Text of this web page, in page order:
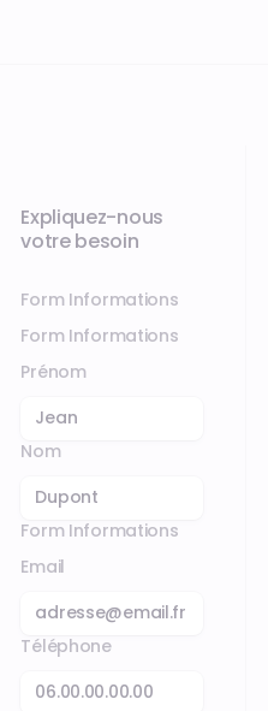
Expliquez-nous
votre besoin
Form Informations
Form Informations
Prénom
Nom
Form Informations
Email
Téléphone